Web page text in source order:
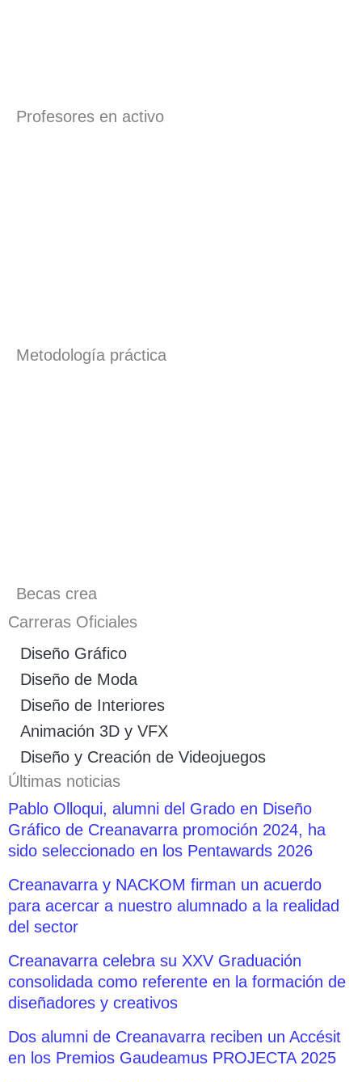
Profesores en activo
Metodología práctica
Becas crea
Carreras Oficiales
Diseño Gráfico
Diseño de Moda
Diseño de Interiores
Animación 3D y VFX
Diseño y Creación de Videojuegos
Últimas noticias
Pablo Olloqui, alumni del Grado en Diseño
Gráfico de Creanavarra promoción 2024, ha
sido seleccionado en los Pentawards 2026
Creanavarra y NACKOM firman un acuerdo
para acercar a nuestro alumnado a la realidad
del sector
Creanavarra celebra su XXV Graduación
consolidada como referente en la formación de
diseñadores y creativos
Dos alumni de Creanavarra reciben un Accésit
en los Premios Gaudeamus PROJECTA 2025